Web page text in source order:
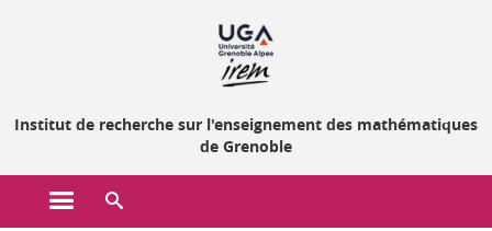
Institut de recherche sur l'enseignement des mathématiques
de Grenoble
Ouvrir le menu principal